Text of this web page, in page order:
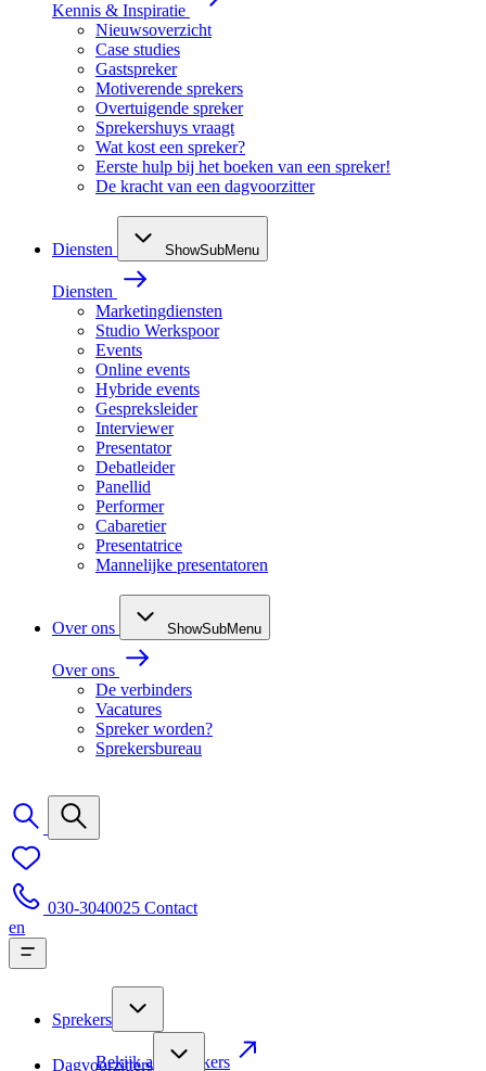
Kennis & Inspiratie
Nieuwsoverzicht
Case studies
Gastspreker
Motiverende sprekers
Overtuigende spreker
Sprekershuys vraagt
Wat kost een spreker?
Eerste hulp bij het boeken van een spreker!
De kracht van een dagvoorzitter
Diensten ShowSubMenu
Diensten
Marketingdiensten
Studio Werkspoor
Events
Online events
Hybride events
Gespreksleider
Interviewer
Presentator
Debatleider
Panellid
Performer
Cabaretier
Presentatrice
Mannelijke presentatoren
Over ons ShowSubMenu
Over ons
De verbinders
Vacatures
Spreker worden?
Sprekersbureau
030-3040025 Contact
en
Sprekers
Bekijk alle sprekers
Dagvoorzitters